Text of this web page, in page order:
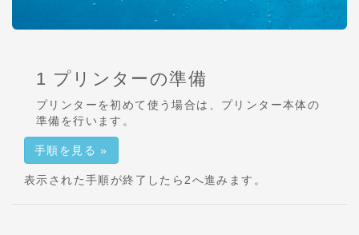
1 プリンターの準備
プリンターを初めて使う場合は、プリンター本体の
準備を行います。
手順を見る »
表示された手順が終了したら2へ進みます。